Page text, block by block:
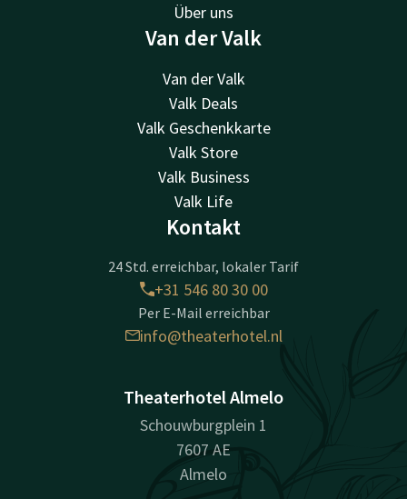
Über uns
Van der Valk
Van der Valk
Valk Deals
Valk Geschenkkarte
Valk Store
Valk Business
Valk Life
Kontakt
24 Std. erreichbar, lokaler Tarif
+31 546 80 30 00
Per E-Mail erreichbar
info@theaterhotel.nl
Theaterhotel Almelo
Schouwburgplein 1
7607 AE
Almelo